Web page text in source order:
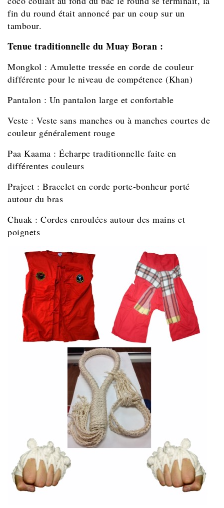
fin du round était annoncé par un coup sur un
tambour.
Tenue traditionnelle du Muay Boran :
Mongkol : Amulette tressée en corde de couleur
différente pour le niveau de compétence (Khan)
Pantalon : Un pantalon large et confortable
Veste : Veste sans manches ou à manches courtes de
couleur généralement rouge
Paa Kaama : Écharpe traditionnelle faite en
différentes couleurs
Prajeet : Bracelet en corde porte-bonheur porté
autour du bras
Chuak : Cordes enroulées autour des mains et
poignets